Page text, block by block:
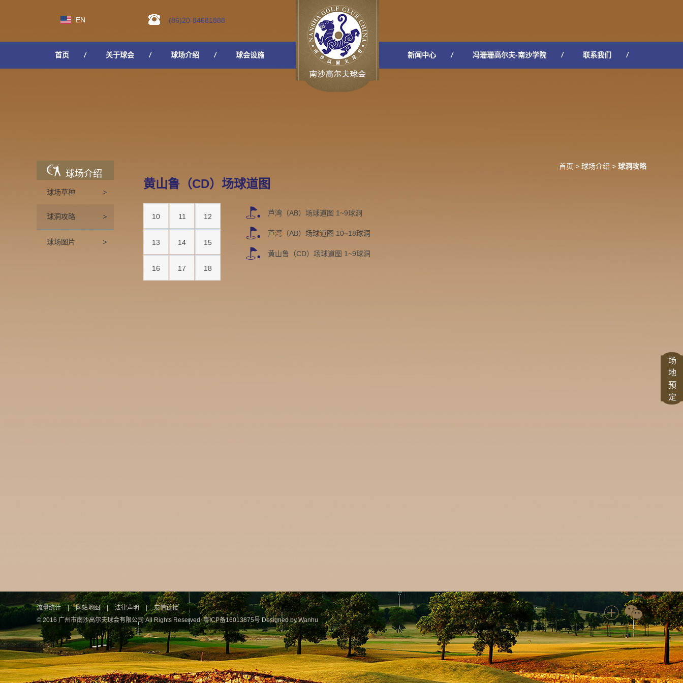
(86)20-84681888
EN
首页 关于球会 球场介绍 球会设施 新闻中心 冯珊珊高尔夫-南沙学院 联系我们
球场介绍
球场草种
球洞攻略
球场图片
首页 > 球场介绍 > 球洞攻略
黄山鲁（CD）场球道图
芦湾（AB）场球道图 1~9球洞
芦湾（AB）场球道图 10~18球洞
黄山鲁（CD）场球道图 1~9球洞
10 11 12
13 14 15
16 17 18
流量统计 | 网站地图 | 法律声明
友情链接
© 2016 广州市南沙高尔夫球会有限公司 All Rights Reserved.粤ICP备16013875号 Designed by Wanhu
场
地
预
定